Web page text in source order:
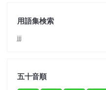
用語集検索
jjj
五十音順